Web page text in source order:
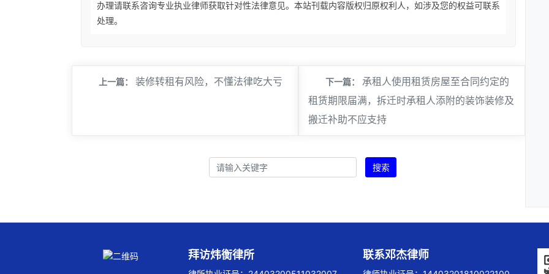
办理请联系咨询专业执业律师获取针对性法律意见。本站刊载内容版权归原权利人，如涉及您的权益可联系
处理。
上一篇： 装修转租有风险，不懂法律吃大亏 下一篇：
承租人使用租赁房屋至合同约定的
租赁期限届满，拆迁时承租人添附的装饰装修及
搬迁补助不应支持
搜索
拜访炜衡律所 联系邓杰律师